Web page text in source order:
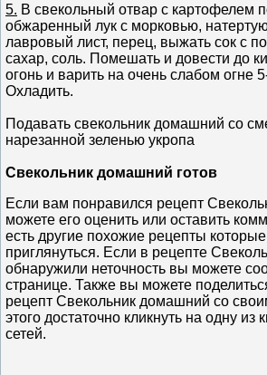
5. В свекольный отвар с картофелем
обжаренный лук с морковью,
лавровый лист, перец, выжать сок с
сахар, соль. Помешать и довести до
огонь и варить на очень слабом огне
Охладить.
Подавать свекольник домашний со
нарезанной зеленью укропа
Свекольник домашний готов
Если вам понравился рецепт
можете его оценить или оставить
есть другие похожие рецепты
приглянуться. Если в рецепте
обнаружили неточность вы можете
странице. Также вы можете
рецепт Свекольник домашний со
этого достаточно кликнуть на одну из
сетей.